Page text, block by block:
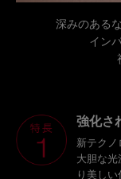
深みのある
イン
強化さ
新テクノ
大胆な光
り美しい